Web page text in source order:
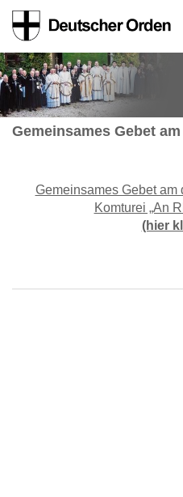
Gemeinsames Gebet
Gemeinsames Gebet am
Komturei „An
(hier